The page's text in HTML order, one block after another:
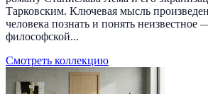
Тарковским. Ключевая мысль
человека познать и понять неизвестное
философской...
Смотреть коллекцию